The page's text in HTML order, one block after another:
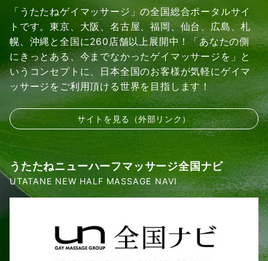
「うたたねゲイマッサージ」の全国総合ポータルサイ
トです。東京、大阪、名古屋、福岡、仙台、広島、札
幌、沖縄と全国に260店舗以上展開中！「あなたの側
にきっとある、今までなかったゲイマッサージを」と
いうコンセプトに、日本全国のお客様が気軽にゲイマ
ッサージをご利用頂ける世界を目指します！
サイトを見る（外部リンク）
うたたねニューハーフマッサージ全国ナビ
UTATANE NEW HALF MASSAGE NAVI